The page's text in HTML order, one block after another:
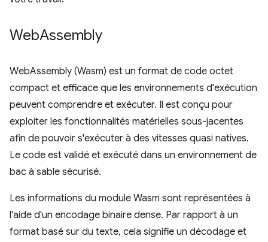
WebAssembly
WebAssembly (Wasm) est un format de code octet
compact et efficace que les environnements d'exécution
peuvent comprendre et exécuter. Il est conçu pour
exploiter les fonctionnalités matérielles sous-jacentes
afin de pouvoir s'exécuter à des vitesses quasi natives.
Le code est validé et exécuté dans un environnement de
bac à sable sécurisé.
Les informations du module Wasm sont représentées à
l'aide d'un encodage binaire dense. Par rapport à un
format basé sur du texte, cela signifie un décodage et